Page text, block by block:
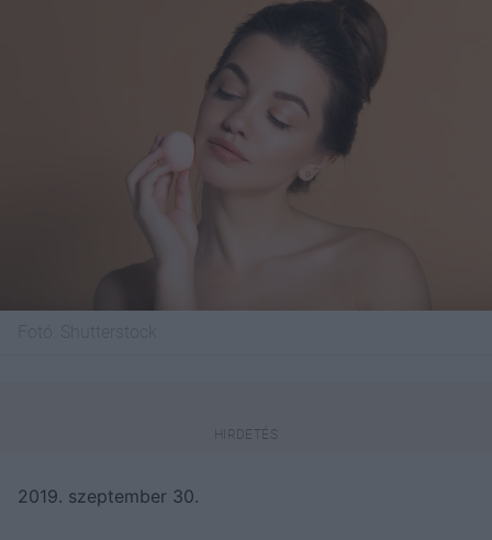
2019. szeptember 30.